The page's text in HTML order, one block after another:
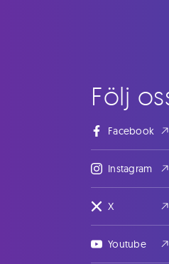
Följ
Facebook
Instagram
X
Youtube